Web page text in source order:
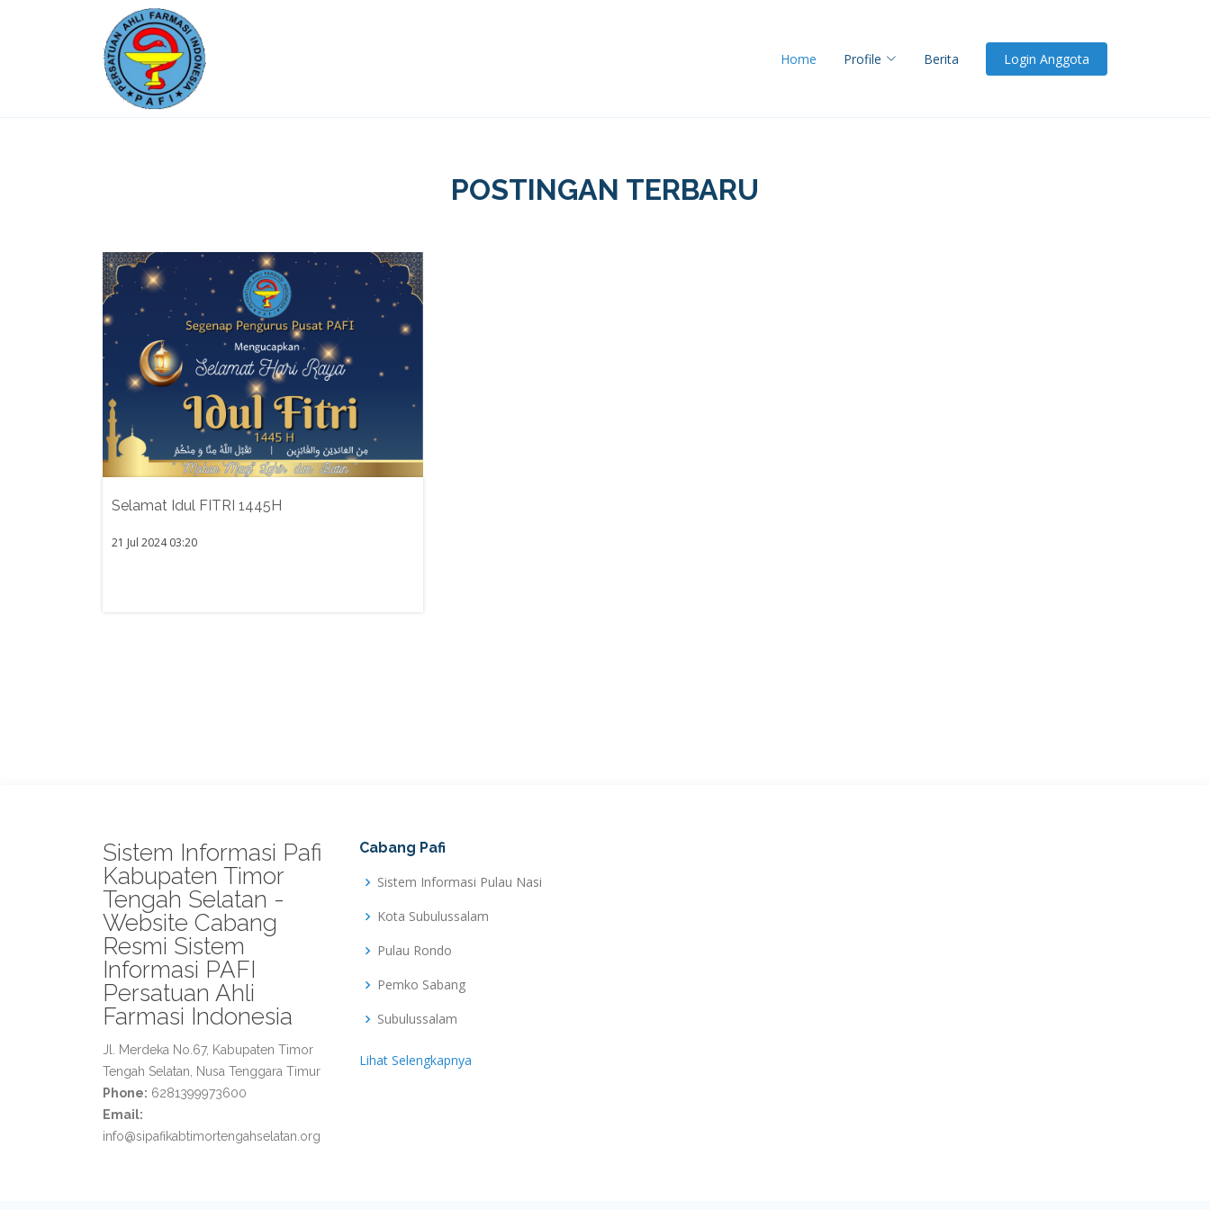
Home Profile Berita Login Anggota
POSTINGAN TERBARU
Selamat Idul FITRI 1445H
21 Jul 2024 03:20
Sistem Informasi Pafi
Kabupaten Timor
Tengah Selatan -
Website Cabang
Resmi Sistem
Informasi PAFI
Persatuan Ahli
Farmasi Indonesia
Jl. Merdeka No.67, Kabupaten Timor
Tengah Selatan, Nusa Tenggara Timur
Phone: 6281399973600
Email:
info@sipafikabtimortengahselatan.org
Cabang Pafi
Sistem Informasi Pulau Nasi
Kota Subulussalam
Pulau Rondo
Pemko Sabang
Subulussalam
Lihat Selengkapnya